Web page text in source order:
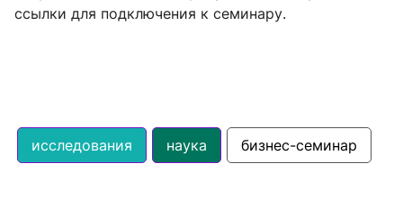
ссылки для подключения к семинару.
исследования наука бизнес-семинар